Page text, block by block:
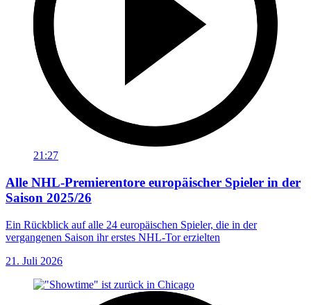
21:27
Alle NHL-Premierentore europäischer Spieler in der
Saison 2025/26
Ein Rückblick auf alle 24 europäischen Spieler, die in der
vergangenen Saison ihr erstes NHL-Tor erzielten
21. Juli 2026